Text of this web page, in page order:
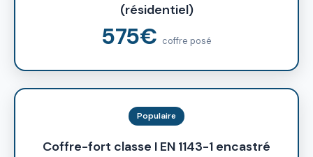
(résidentiel)
575€ coffre posé
Populaire
Coffre-fort classe I EN 1143-1 encastré